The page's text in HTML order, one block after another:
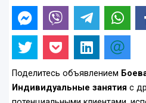
Поделитесь объявлением
Индивидуальные занятия с